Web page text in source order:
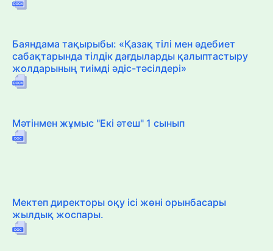
Баяндама тақырыбы: «Қазақ тілі мен әдебиет
сабақтарында тілдік дағдыларды қалыптастыру
жолдарының тиімді әдіс-тәсілдері»
Мәтінмен жұмыс "Екі әтеш" 1 сынып
Мектеп директоры оқу ісі жөні орынбасары
жылдық жоспары.